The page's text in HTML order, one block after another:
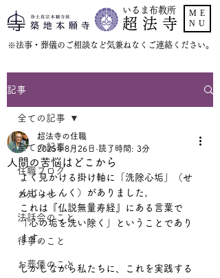
いるま布教所
超 法 寺
​※法事・葬儀のご相談など気兼ねなくご連絡ください。
ME
NU
記事
全ての記事
住職ブログ
お知らせ
法話会のこと
行事のこと
お葬儀のこと
全ての記事
人間の苦悩はどこから
超法寺の住職
2025年8月26日 読了時間: 3分
よく見かける掛け軸に「洗除心垢」（せ
んじょしんく）がありました。
これは『仏説無量寿経』にある言葉で
「心の垢を洗い除く」ということであり
ます。
しかしながら私たちに、これを実践する